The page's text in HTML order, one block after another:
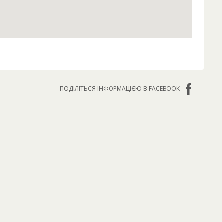
ПОДІЛІТЬСЯ ІНФОРМАЦІЄЮ В FACEBOOK